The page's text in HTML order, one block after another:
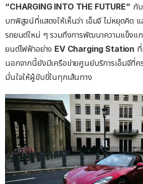
“CHARGING INTO THE FUTURE” กั
บทพิสูจน์ที่แสดงให้เห็นว่า เอ็มจี ไม่หยุดคิด
รถยนต์ใหม่ ๆ รวมถึงการพัฒนาความแข็งแ
ยนต์ไฟฟ้าอย่าง EV Charging Station
นอกจากนี้ยังมีเครือข่ายศูนย์บริการเอ็มจีที่ค
มั่นใจให้ผู้ขับขี่ในทุกเส้นทาง